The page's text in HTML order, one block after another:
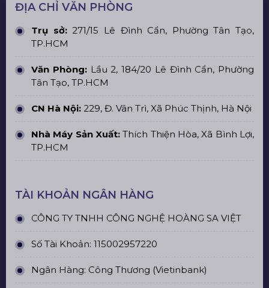
ĐỊA CHỈ VĂN PHÒNG
Trụ sở:271/15 Lê Đình Cẩn, Phường Tân Tạo,
TP.HCM
Văn Phòng:Lầu 2, 184/20 Lê Đình Cẩn, Phường
Tân Tạo, TP.HCM
CN Hà Nội: 229, Đ. Vân Trì, Xã Phúc Thịnh, Hà Nội
Nhà Máy Sản Xuất: Thích Thiện Hòa, Xã Bình Lợi,
TP.HCM
TÀI KHOẢN NGÂN HÀNG
CÔNG TY TNHH CÔNG NGHỆ HOÀNG SA VIỆT
Số Tài Khoản: 115002957220
Ngân Hàng: Công Thương (Vietinbank)